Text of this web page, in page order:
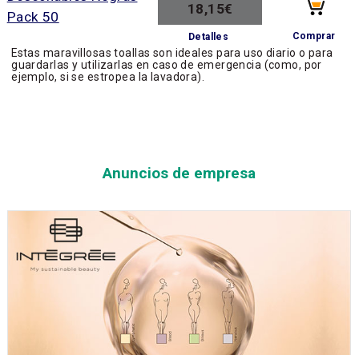
18,15€
Detalles Comprar
Estas maravillosas toallas son ideales para uso diario o para
guardarlas y utilizarlas en caso de emergencia (como, por
ejemplo, si se estropea la lavadora).
Anuncios de empresa